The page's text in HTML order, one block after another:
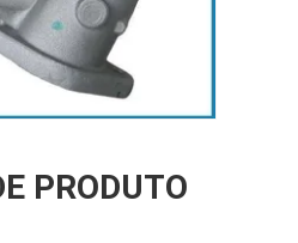
PRODUTO